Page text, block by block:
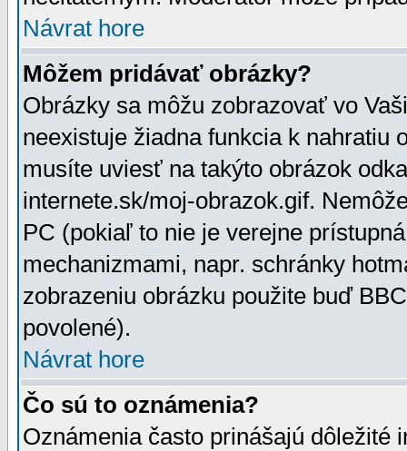
Návrat hore
Môžem pridávať obrázky?
Obrázky sa môžu zobrazovať vo
neexistuje žiadna funkcia k nahratiu
musíte uviesť na takýto obrázok
internete.sk/moj-obrazok.gif.
PC (pokiaľ to nie je verejne
mechanizmami, napr. schránky
zobrazeniu obrázku použite buď
povolené).
Návrat hore
Čo sú to oznámenia?
Oznámenia často prinášajú dôležité